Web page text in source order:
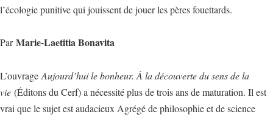
l’écologie punitive qui jouissent de jouer les pères fouettards.
ParMarie-Laetitia Bonavita
L’ouvrage Aujourd’hui le bonheur. À la découverte du sens de la
vie (Éditons du Cerf) a nécessité plus de trois ans de maturation. Il est
vrai que le sujet est audacieux Agrégé de philosophie et de science